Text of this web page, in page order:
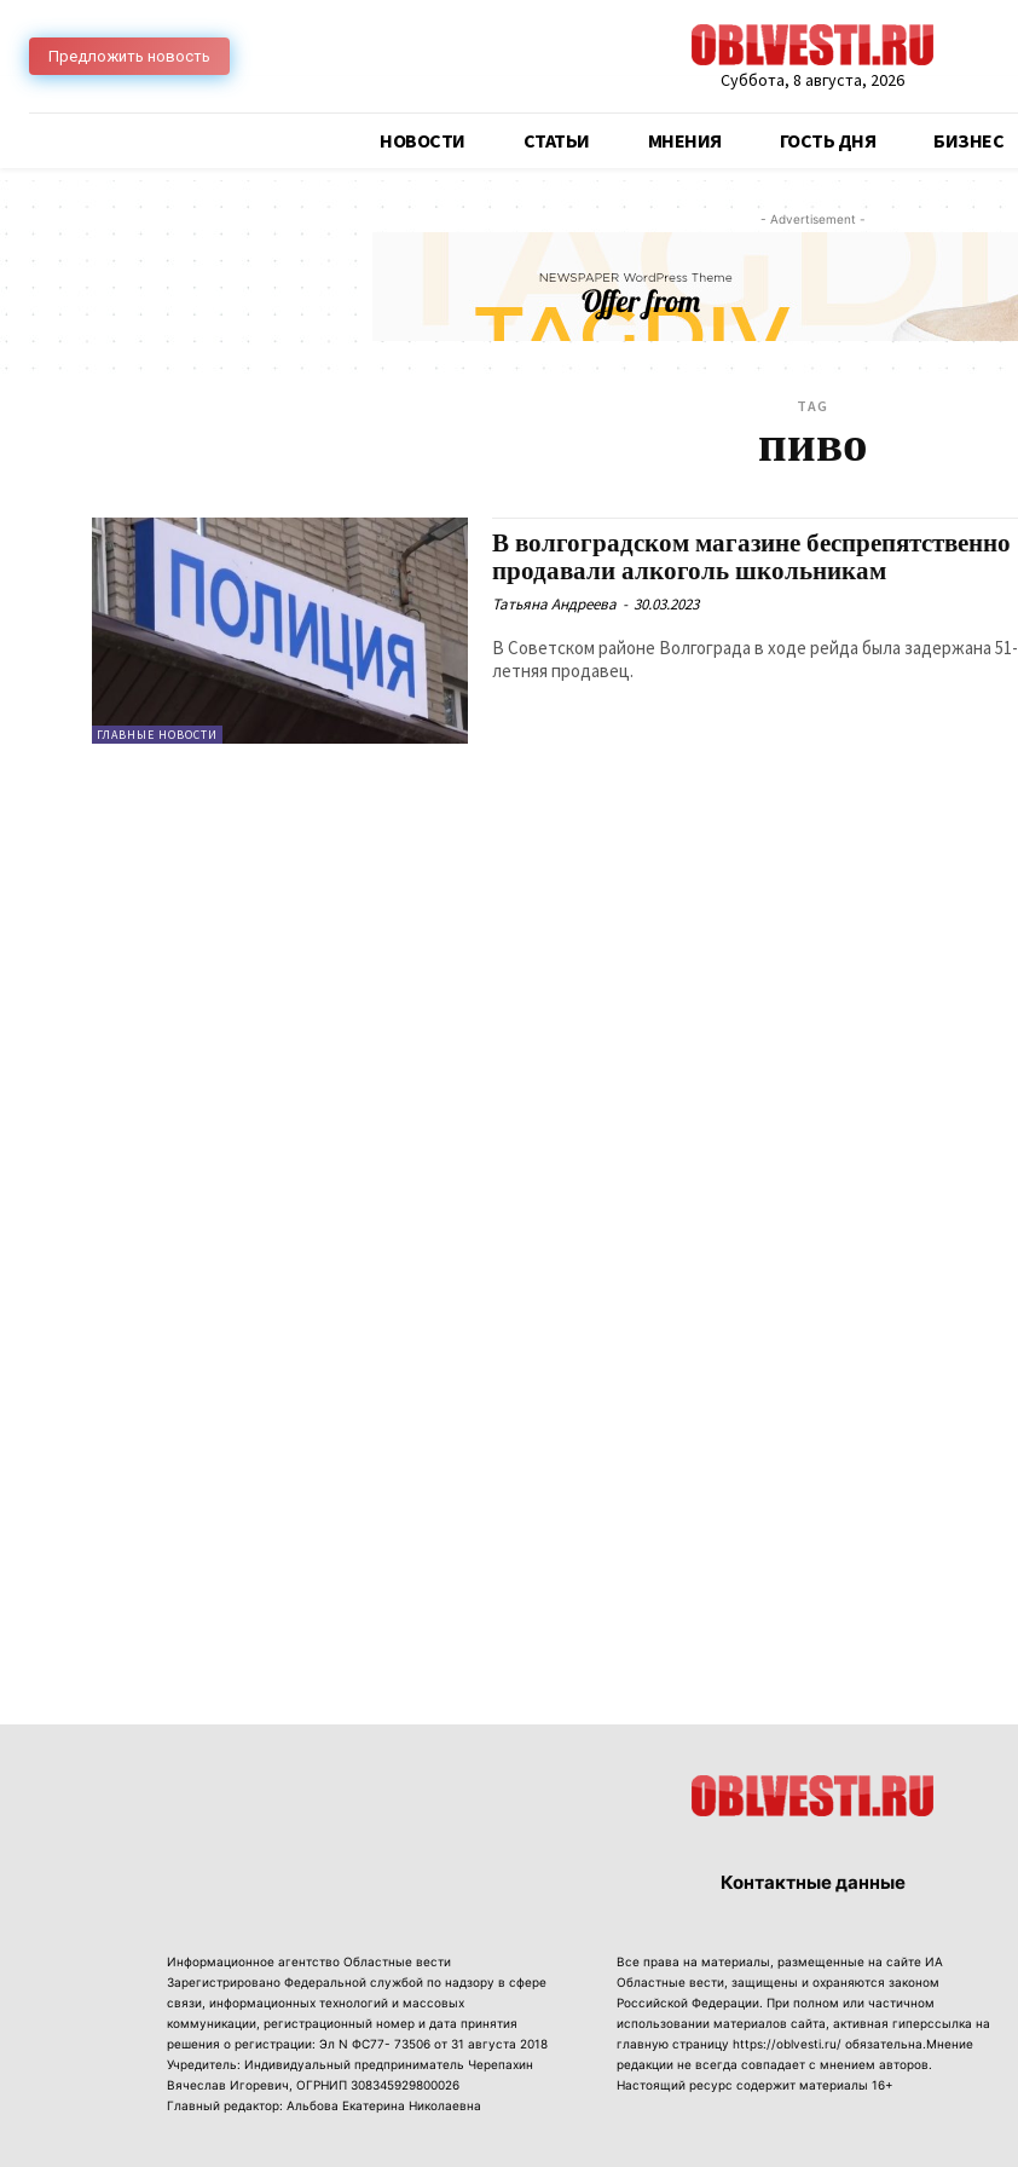
Предложить новость
Суббота, 8 августа, 2026
НОВОСТИ CТАТЬИ МНЕНИЯ ГОСТЬ ДНЯ БИЗНЕС
- Advertisement -
TAG
пиво
ГЛАВНЫЕ НОВОСТИ
В волгоградском магазине беспрепятственно
продавали алкоголь школьникам
Татьяна Андреева - 30.03.2023
В Советском районе Волгограда в ходе рейда была задержана 51-
летняя продавец.
Контактные данные
Информационное агентство Областные вести
Зарегистрировано Федеральной службой по надзору в сфере
связи, информационных технологий и массовых
коммуникации, регистрационный номер и дата принятия
решения о регистрации: Эл N ФС77- 73506 от 31 августа 2018
Учредитель: Индивидуальный предприниматель Черепахин
Вячеслав Игоревич, ОГРНИП 308345929800026
Главный редактор: Альбова Екатерина Николаевна
Все права на материалы, размещенные на сайте ИА
Областные вести, защищены и охраняются законом
Российской Федерации. При полном или частичном
использовании материалов сайта, активная гиперссылка на
главную страницу https://oblvesti.ru/ обязательна.Мнение
редакции не всегда совпадает с мнением авторов.
Настоящий ресурс содержит материалы 16+